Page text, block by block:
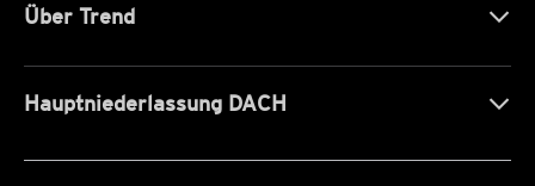
Über Trend
Hauptniederlassung DACH